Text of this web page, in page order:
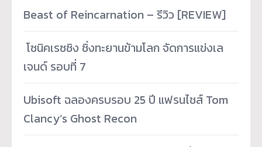
Beast of Reincarnation – รีวิว [REVIEW]
­ โซนิคเรซซิง ซิ่งทะยานข้ามโลก จัดการแข่งเล
เจนด์ รอบที่ 7
Ubisoft ฉลองครบรอบ 25 ปี แฟรนไชส์ Tom
Clancy’s Ghost Recon